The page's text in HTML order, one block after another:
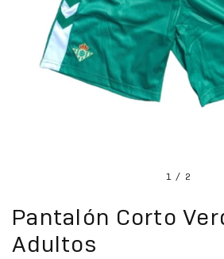
1 / 2
Pantalón Corto
Adultos